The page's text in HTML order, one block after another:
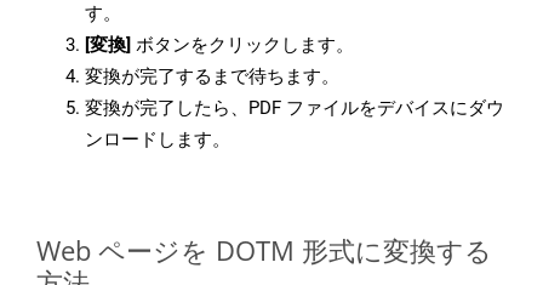
す。
[変換] ボタンをクリックします。
変換が完了するまで待ちます。
変換が完了したら、PDF ファイルをデバイスにダウ
ンロードします。
Web ページを DOTM 形式に変換する